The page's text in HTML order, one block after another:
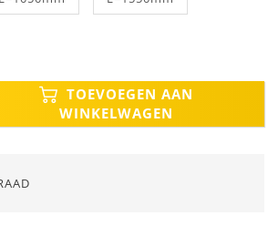
TOEVOEGEN AAN
WINKELWAGEN